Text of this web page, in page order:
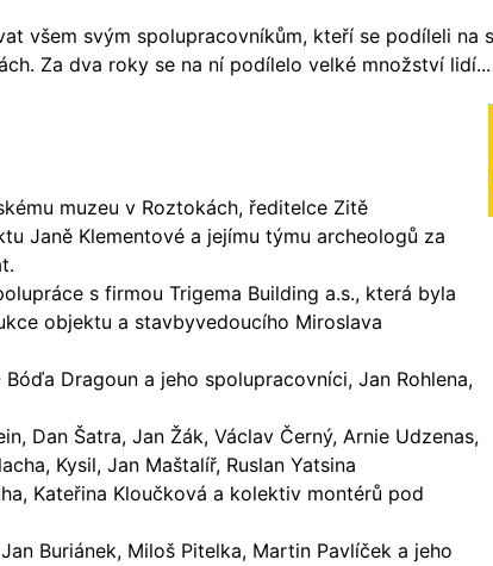
všem svým spolupracovníkům, kteří se podíleli na
Za dva roky se na ní podílelo velké množství lidí...
muzeu v Roztokách, ředitelce Zitě
Janě Klementové a jejímu týmu archeologů za
s firmou Trigema Building a.s., která byla
objektu a stavbyvedoucího Miroslava
Dragoun a jeho spolupracovníci, Jan Rohlena,
Dan Šatra, Jan Žák, Václav Černý, Arnie Udzenas,
Kysil, Jan Maštalíř, Ruslan Yatsina
Kateřina Kloučková a kolektiv montérů pod
Buriánek, Miloš Pitelka, Martin Pavlíček a jeho